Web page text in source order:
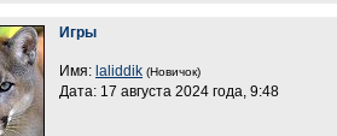
Игры
Имя: laliddik (Новичок)
Дата: 17 августа 2024 года, 9:48